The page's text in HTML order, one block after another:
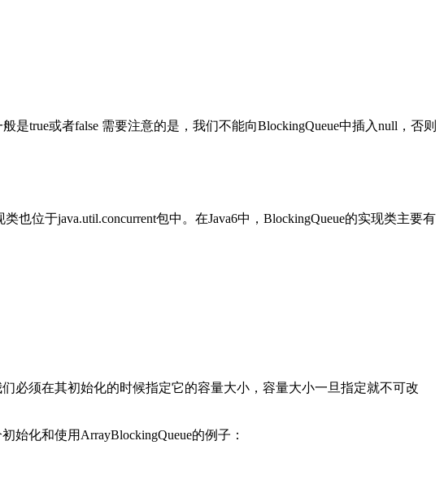
true或者false 需要注意的是，我们不能向BlockingQueue中插入null，否则
位于java.util.concurrent包中。在Java6中，BlockingQueue的实现类主要有
必须在其初始化的时候指定它的容量大小，容量大小一旦指定就不可改
化和使用ArrayBlockingQueue的例子：